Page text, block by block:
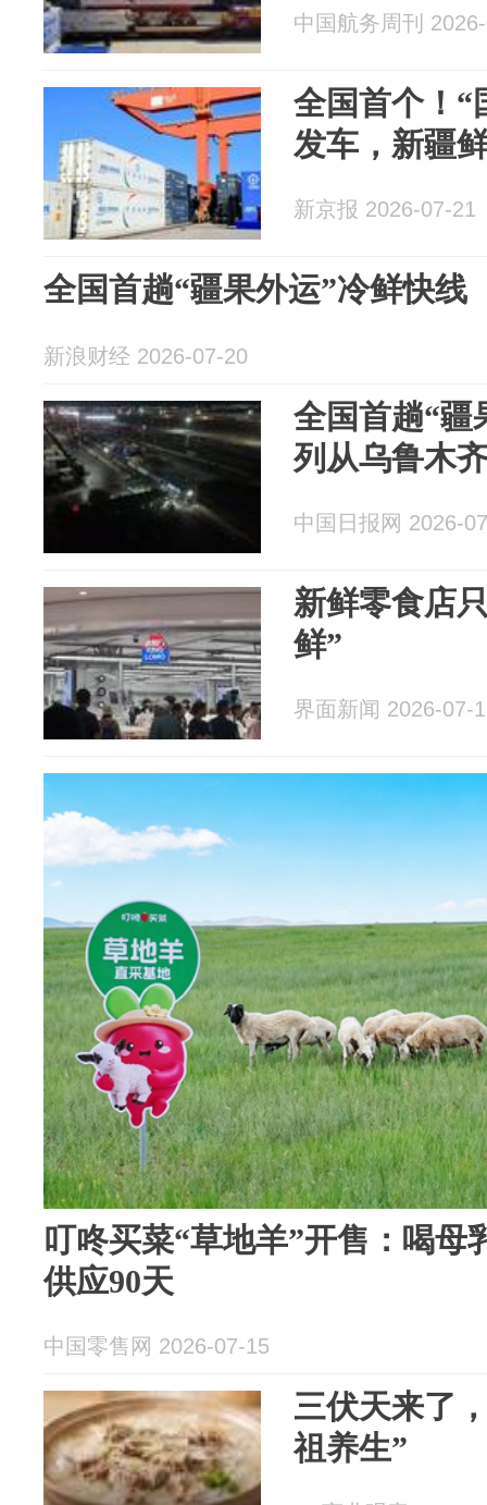
中国航务周刊
全国首个！“
发车，新疆
新京报 2026-07-21
全国首趟“疆果外运”冷鲜快线
新浪财经 2026-07-20
全国首趟“疆
列从乌鲁木
中国日报网 2026-
新鲜零食店
鲜”
界面新闻 2026-07-
叮咚买菜“草地羊”开售：喝母
供应90天
中国零售网 2026-07-15
三伏天来了
祖养生”